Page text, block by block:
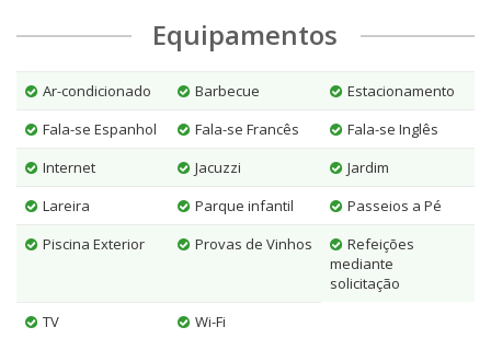
Equipamentos
Ar-condicionado Barbecue
Estacionamento
Fala-se Espanhol
Fala-se Francês
Fala-se Inglês
Internet
Jacuzzi
Jardim
Lareira
Parque infantil
Passeios a Pé
Piscina Exterior
Provas de Vinhos
Refeições
mediante
solicitação
TV
Wi-Fi